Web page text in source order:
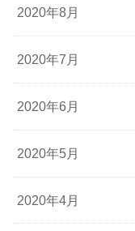
2020年8月
2020年7月
2020年6月
2020年5月
2020年4月